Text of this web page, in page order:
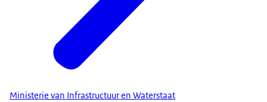
Ministerie van Infrastructuur en Waterstaat